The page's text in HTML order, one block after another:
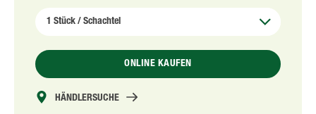
ONLINE KAUFEN
HÄNDLERSUCHE